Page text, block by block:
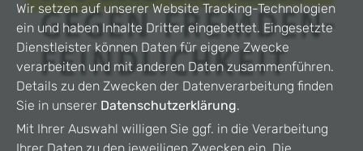
Wir setzen auf unserer Website Tracking-Technologien
ein und haben Inhalte Dritter eingebettet. Eingesetzte
Dienstleister können Daten für eigene Zwecke
verarbeiten und mit anderen Daten zusammenführen.
Details zu den Zwecken der Datenverarbeitung finden
Sie in unserer Datenschutzerklärung.
Mit Ihrer Auswahl willigen Sie ggf. in die Verarbeitung